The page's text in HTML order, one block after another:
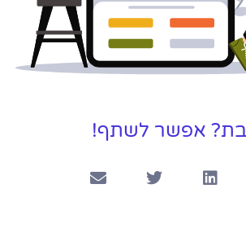
אפשר לשתף!